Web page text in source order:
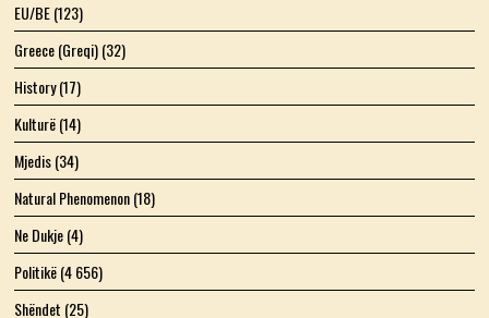
EU/BE(123)
Greece (Greqi)(32)
History(17)
Kulturë(14)
Mjedis(34)
Natural Phenomenon(18)
Ne Dukje(4)
Politikë(4 656)
Shëndet (25)